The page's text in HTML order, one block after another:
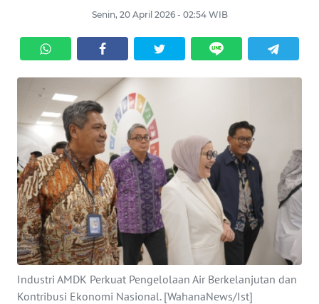
Senin, 20 April 2026 - 02:54 WIB
Industri AMDK Perkuat Pengelolaan Air Berkelanjutan dan
Kontribusi Ekonomi Nasional. [WahanaNews/Ist]
EKUIN
SAINS-TEKNO
KESEHATAN
INTERNASIONAL
SERBA-SERBI
PENDIDIKAN
OLAHRAGA